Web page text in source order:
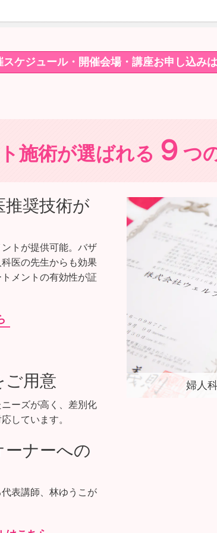
ケジュール・開催会場・講座お申し込み
施術が選ばれる ９ つ
婦人
推奨技術が
トが提供可能。バザ
医の先生からも効果
メントの有効性が証
ご用意
ーズが高く、差別化
しています。
ーナーへの
表講師、林ゆうこが